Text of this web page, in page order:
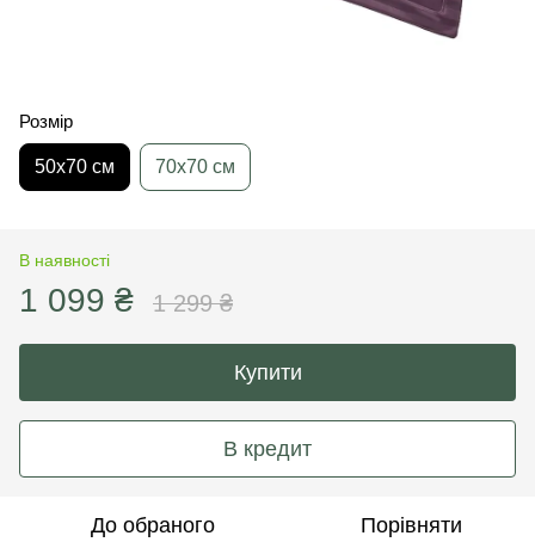
Розмір
50х70 см 70х70 см
В наявності
1 099 ₴ 1 299 ₴
Купити
В кредит
До обраного Порівняти